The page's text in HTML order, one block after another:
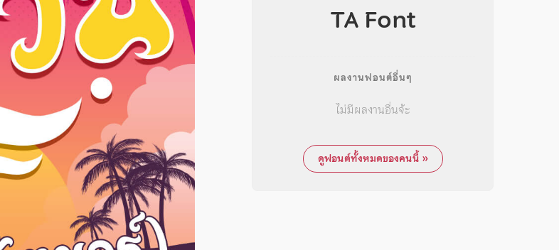
TA Font
ผลงานฟอนต์อื่นๆ
ไม่มีผลงานอื่นจ้ะ
ดูฟอนต์ทั้งหมดของคนนี้ »